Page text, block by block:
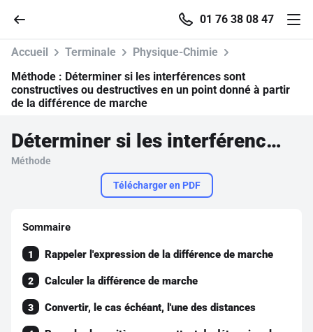
01 76 38 08 47
Se connecter
Accueil Terminale
Physique-Chimie
Méthode : Déterminer si les interférences sont
constructives ou destructives en un point donné à partir
de la différence de marche
Déterminer si les interférences sont constructives ou destructives en un point donné à partir de la différence de marche
Méthode
Télécharger en PDF
Sommaire
1 Rappeler l'expression de la différence de marche
2 Calculer la différence de marche
3 Convertir, le cas échéant, l'une des distances